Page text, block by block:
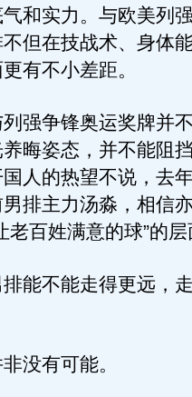
和实力。与欧美列
但在技战术、身体
有不小差距。
争锋奥运奖牌并不
晦姿态，并不能阻
人的热望不说，去
排主力汤淼，相信
老百姓满意的球”的层
不能走得更远，走
有可能。